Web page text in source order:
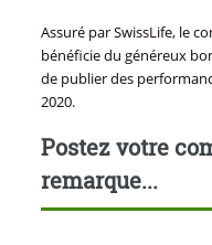
Assuré par SwissLife, le
bénéficie du généreux
de publier des
2020.
Postez votre
remarque...